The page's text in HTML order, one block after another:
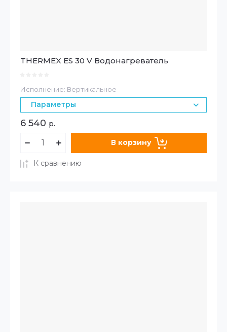
THERMEX ES 30 V Водонагреватель
Исполнение: Вертикальное
Параметры
6 540 р.
В корзину
К сравнению